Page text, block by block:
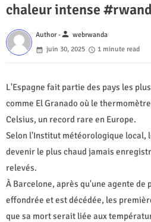
chaleur intense
Author -person webrwanda
juin 30, 2025
1 minute read
L'Espagne fait partie des pays les
comme El Granado où le
Celsius, un record rare en Europe.
Selon l'Institut météorologique local,
devenir le plus chaud jamais
relevés.
À Barcelone, après qu'une agente
effondrée et est décédée, les
que sa mort serait liée aux